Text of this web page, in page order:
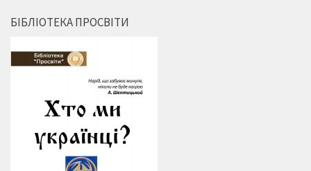
БІБЛІОТЕКА ПРОСВІТИ